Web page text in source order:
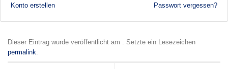
Konto erstellen Passwort vergessen?
Dieser Eintrag wurde veröffentlicht am . Setzte ein Lesezeichen
permalink.